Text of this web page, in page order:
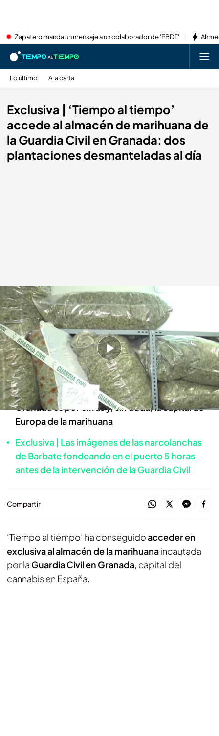
Zapatero manda un mensaje a un colaborador de 'EBDT'
Lo último A la carta
Exclusiva | ‘Tiempo al tiempo’
accede al almacén de marihuana de
la Guardia Civil en Granada: dos
plantaciones desmanteladas al día
El almacén de marihuana en Granada
Tiempo al Tiempo
22 ABR 2024 - 20:46h.
Lucas Barrientos, teniente Guardia Civil en
Granada, he detallado las espectaculares
cifras
Granada es por cifras y, sin duda, la capital de
Europa de la marihuana
Exclusiva | Las imágenes de las narcolanchas
de Barbate fondeando en el puerto 5 horas
antes de la intervención de la Guardia Civil
Compartir
‘Tiempo al tiempo’ ha conseguidoacceder en
exclusiva al almacén de la marihuanaincautada
por la Guardia Civil en Granada, capital del
cannabis en España.